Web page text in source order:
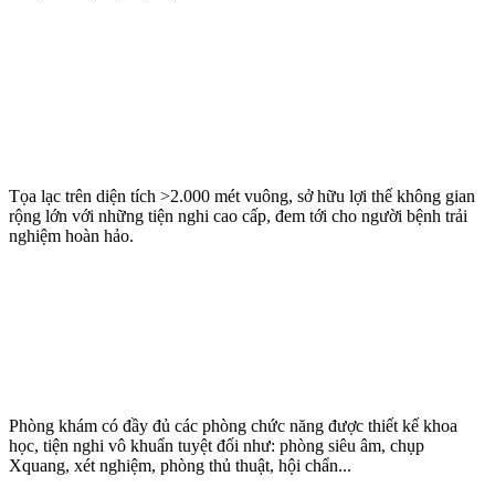
Tọa lạc trên diện tích >2.000 mét vuông, sở hữu lợi thế không gian
rộng lớn với những tiện nghi cao cấp, đem tới cho người bệnh trải
nghiệm hoàn hảo.
Phòng khám có đầy đủ các phòng chức năng được thiết kế khoa
học, tiện nghi vô khuẩn tuyệt đối như: phòng siêu âm, chụp
Xquang, xét nghiệm, phòng thủ thuật, hội chẩn...